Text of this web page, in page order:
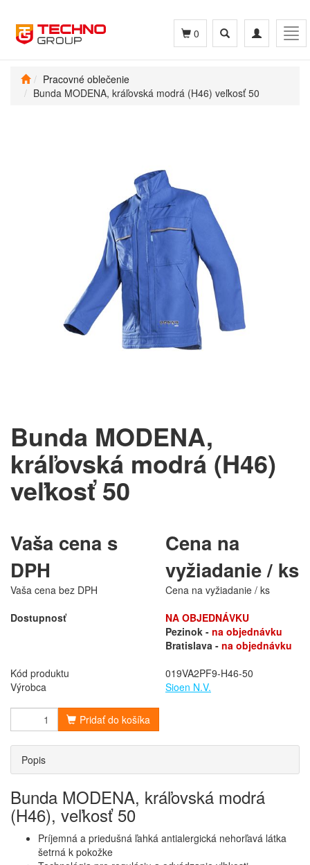
Toggle
navigation
Toggle
search
0
Pracovné oblečenie
Bunda MODENA, kráľovská modrá (H46) veľkosť 50
Bunda MODENA,
kráľovská modrá (H46)
veľkosť 50
Vaša cena s
DPH
Cena na
vyžiadanie / ks
Vaša cena bez DPH
Cena na vyžiadanie / ks
Dostupnosť
NA OBJEDNÁVKU
Pezinok - na objednávku
Bratislava - na objednávku
Kód produktu
019VA2PF9-H46-50
Výrobca
Sioen N.V.
Pridať do košíka
Popis
Bunda MODENA, kráľovská modrá
(H46), veľkosť 50
Príjemná a priedušná ľahká antialergická nehorľavá látka
šetrná k pokožke